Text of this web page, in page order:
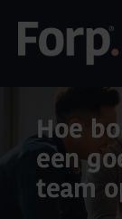
Hoe
een
team